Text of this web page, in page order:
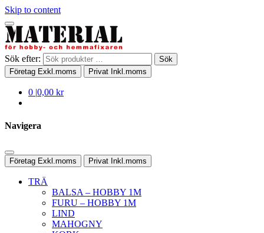
Skip to content
Sök efter:
Sök
Företag Exkl.moms Privat Inkl.moms
0 |0,00 kr
Navigera
Företag Exkl.moms Privat Inkl.moms
TRÄ
BALSA – HOBBY 1M
FURU – HOBBY 1M
LIND
MAHOGNY